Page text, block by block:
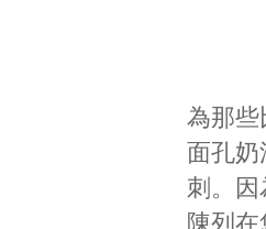
為那些
面孔奶
刺。
陳列